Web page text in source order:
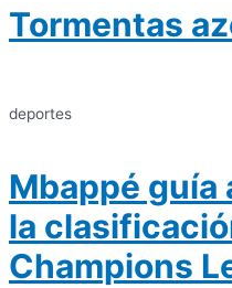
Tormentas
deportes
Mbappé guía
la
Champions